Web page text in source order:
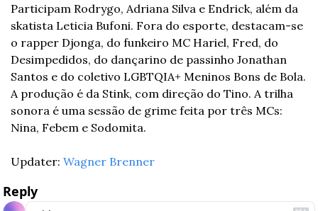
Participam Rodrygo, Adriana Silva e Endrick, além da
skatista Leticia Bufoni. Fora do esporte, destacam-se
o rapper Djonga, do funkeiro MC Hariel, Fred, do
Desimpedidos, do dançarino de passinho Jonathan
Santos e do coletivo LGBTQIA+ Meninos Bons de Bola.
A produção é da Stink, com direção do Tino. A trilha
sonora é uma sessão de grime feita por três MCs:
Nina, Febem e Sodomita.
Updater: Wagner Brenner
Reply